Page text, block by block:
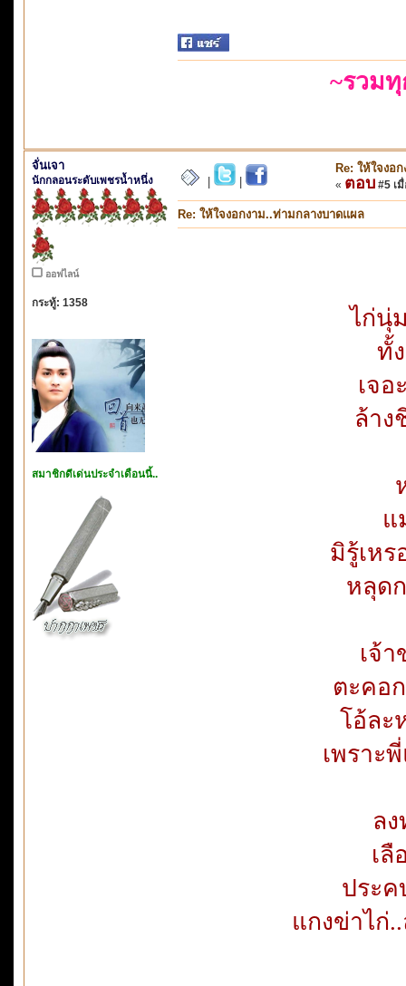
~รวม
จั่นเจา
นักกลอนระดับเพชรน้ำหนึ่ง
ออฟไลน์
กระทู้: 1358
สมาชิกดีเด่นประจำเดือนนี้..
Re: ให้ใจงอ
« ตอบ #5 เ
Re: ให้ใจงอกงาม..ท่ามกลางบาดแผล
ไก่นุ่
ทั้
เจอ
ล้าง
แ
มิรู้เห
หลุด
เจ้
ตะคอ
โอ้ละ
เพราะ
ล
เ
ประค
แกงข่าไก่